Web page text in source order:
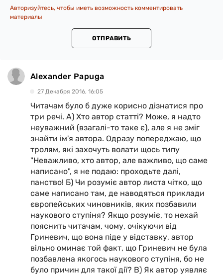
Авторизуйтесь, чтобы иметь возможность комментировать
материалы
ОТПРАВИТЬ
Alexander Papuga
27 Декабря 2016, 16:05
Читачам було б дуже корисно дізнатися про
три речі. А) Хто автор статті? Може, я надто
неуважний (взагалі-то таке є), але я не зміг
знайти ім'я автора. Одразу попереджаю, що
тролям, які захочуть волати щось типу
"Неважливо, хто автор, але важливо, що саме
написано", я не подаю: проходьте далі,
панство! Б) Чи розуміє автор листа чітко, що
саме написано там, де наводяться приклади
європейських чиновників, яких позбавили
наукового ступіня? Якщо розуміє, то нехай
пояснить читачам, чому, очікуючи від
Гриневич, що вона піде у відставку, автор
вільно оминає той факт, що Гриневич не була
позбавлена якогось наукового ступіня, бо не
було причин для такої дії? В) Як автор уявляє